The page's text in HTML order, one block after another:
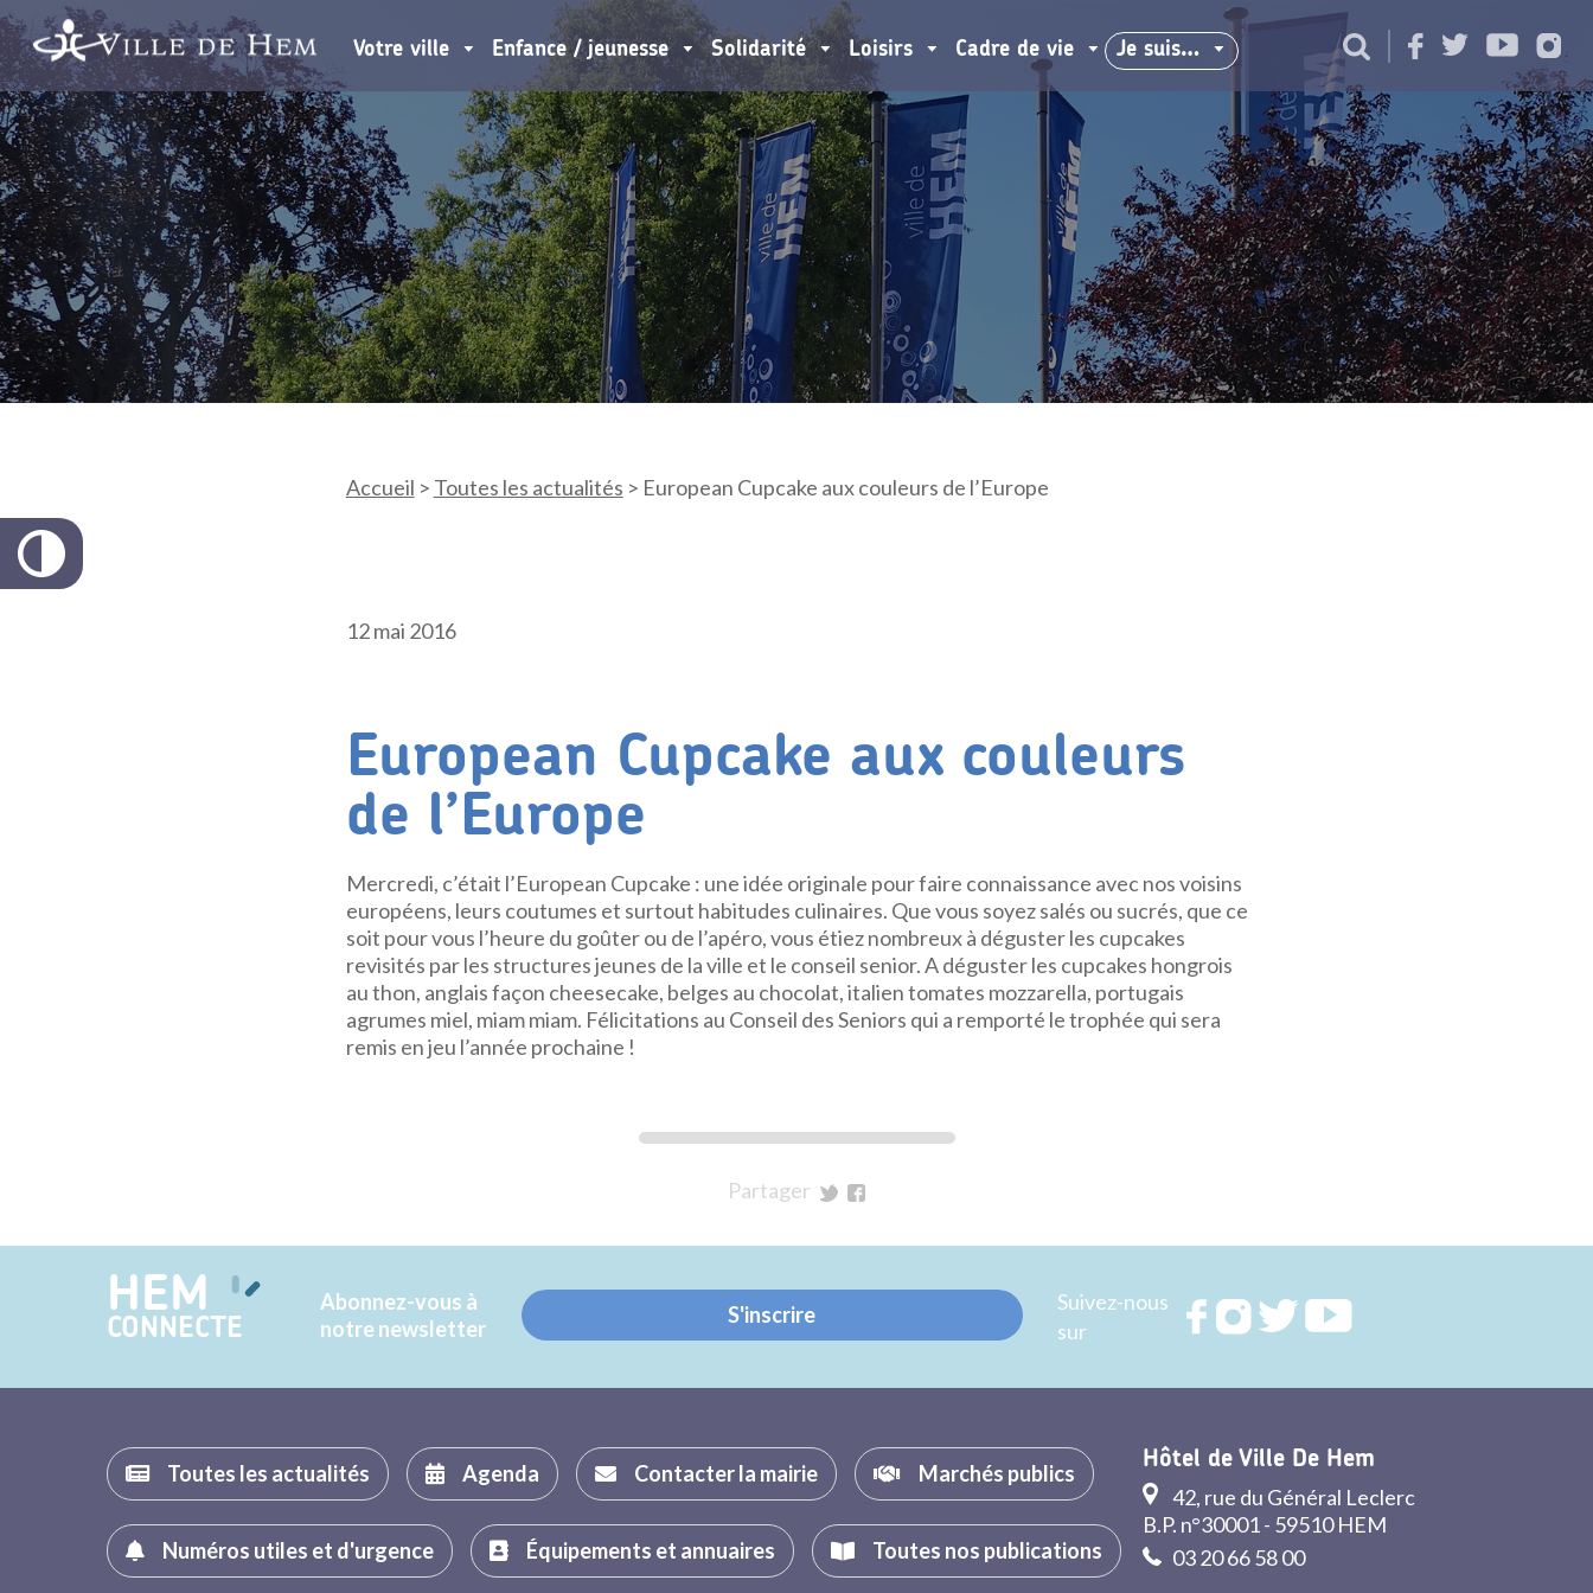
Votre ville Enfance / jeunesse Solidarité Loisirs Cadre de vie Je suis…
Accueil > Toutes les actualités > European Cupcake aux couleurs de l’Europe
12 mai 2016
European Cupcake aux couleurs
de l’Europe
Mercredi, c’était l’European Cupcake : une idée originale pour faire connaissance avec nos voisins
européens, leurs coutumes et surtout habitudes culinaires. Que vous soyez salés ou sucrés, que ce
soit pour vous l’heure du goûter ou de l’apéro, vous étiez nombreux à déguster les cupcakes
revisités par les structures jeunes de la ville et le conseil senior. A déguster les cupcakes hongrois
au thon, anglais façon cheesecake, belges au chocolat, italien tomates mozzarella, portugais
agrumes miel, miam miam. Félicitations au Conseil des Seniors qui a remporté le trophée qui sera
remis en jeu l’année prochaine !
Partager
Twitter
Facebook
HEM
CONNECTE
Abonnez-vous à
notre newsletter
S'inscrire
Suivez-nous
sur
RejoignezRejoignezRejoignez
Toutes les actualités Agenda Contacter la mairie Marchés publics
Numéros utiles et d'urgence Équipements et annuaires Toutes nos publications
Hôtel de Ville De Hem
42, rue du Général Leclerc
B.P. n°30001 - 59510 HEM
03 20 66 58 00